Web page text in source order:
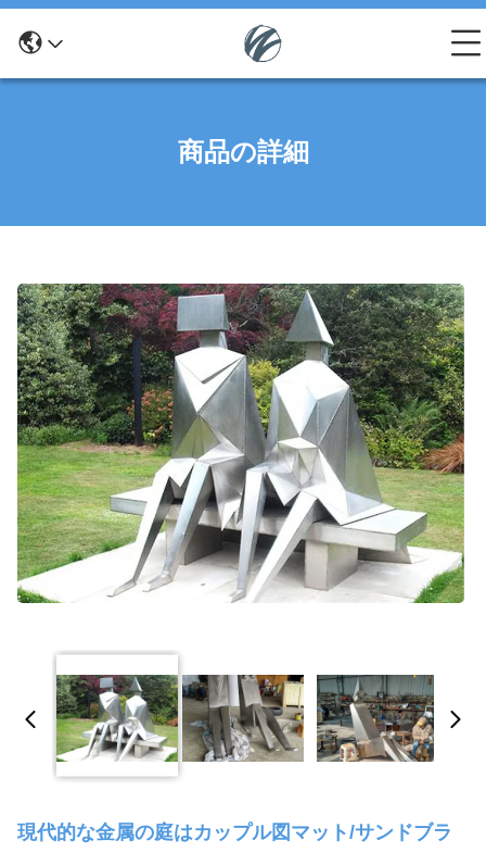
商品の詳細
現代的な金属の庭はカップル図マット/サンドブラ